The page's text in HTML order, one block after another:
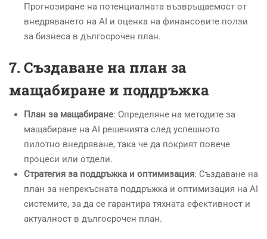
Прогнозиране на потенциалната възвръщаемост от
внедряването на AI и оценка на финансовите ползи
за бизнеса в дългосрочен план.
7. Създаване на план за
мащабиране и поддръжка
План за мащабиране: Определяне на методите за
мащабиране на AI решенията след успешното
пилотно внедряване, така че да покрият повече
процеси или отдели.
Стратегия за поддръжка и оптимизация: Създаване на
план за непрекъсната поддръжка и оптимизация на AI
системите, за да се гарантира тяхната ефективност и
актуалност в дългосрочен план.